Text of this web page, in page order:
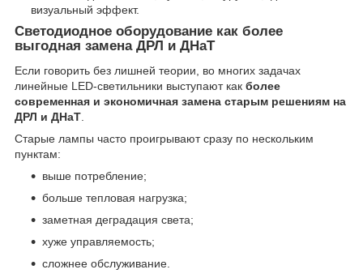
визуальный эффект.
Светодиодное оборудование как более
выгодная замена ДРЛ и ДНаТ
Если говорить без лишней теории, во многих задачах
линейные LED-светильники выступают как более
современная и экономичная замена старым решениям на
ДРЛ и ДНаТ.
Старые лампы часто проигрывают сразу по нескольким
пунктам:
выше потребление;
больше тепловая нагрузка;
заметная деградация света;
хуже управляемость;
сложнее обслуживание.